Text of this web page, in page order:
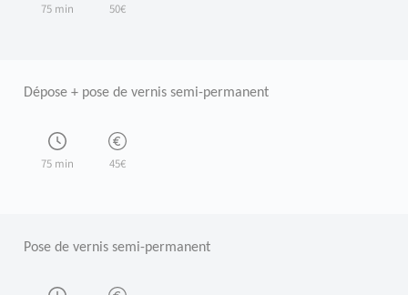
75 min 50€
Dépose + pose de vernis semi-permanent
75 min 45€
Pose de vernis semi-permanent